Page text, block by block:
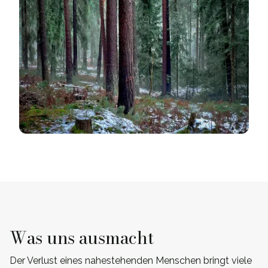
Was uns ausmacht
Der Verlust eines nahestehenden Menschen bringt viele